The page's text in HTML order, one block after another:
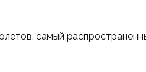
самый